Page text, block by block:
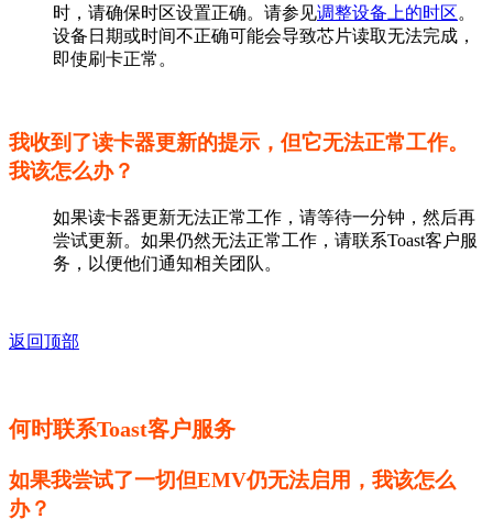
时，请确保时区设置正确。请参见调整设备上的时区。
设备日期或时间不正确可能会导致芯片读取无法完成，
即使刷卡正常。
我收到了读卡器更新的提示，但它无法正常工作。
我该怎么办？
如果读卡器更新无法正常工作，请等待一分钟，然后再
尝试更新。如果仍然无法正常工作，请联系Toast客户服
务，以便他们通知相关团队。
返回顶部
何时联系Toast客户服务
如果我尝试了一切但EMV仍无法启用，我该怎么
办？